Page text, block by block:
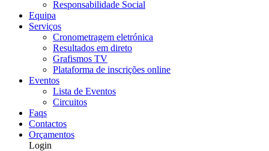
Responsabilidade Social
Equipa
Serviços
Cronometragem eletrónica
Resultados em direto
Grafismos TV
Plataforma de inscrições online
Eventos
Lista de Eventos
Circuitos
Faqs
Contactos
Orçamentos
Login